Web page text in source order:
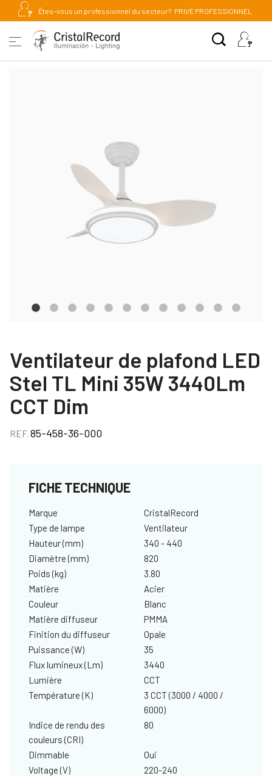
Êtes-vous un professionnel du secteur? PRIVÉ PROFESSIONNEL
Ventilateur de plafond LED
Stel TL Mini 35W 3440Lm
CCT Dim
REF. 85-458-36-000
FICHE TECHNIQUE
Marque
CristalRecord
Type de lampe
Ventilateur
Hauteur (mm)
340 - 440
Diamètre (mm)
820
Poids (kg)
3.80
Matière
Acier
Couleur
Blanc
Matière diffuseur
PMMA
Finition du diffuseur
Opale
Puissance (W)
35
Flux lumineux (Lm)
3440
Lumière
CCT
Température (K)
3 CCT (3000 / 4000 /
6000)
Indice de rendu des
couleurs (CRI)
80
Dimmable
Oui
Voltage (V)
220-240